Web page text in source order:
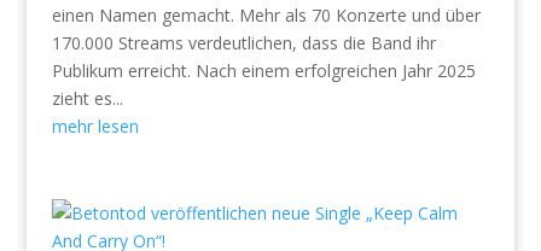
einen Namen gemacht. Mehr als 70 Konzerte und über
170.000 Streams verdeutlichen, dass die Band ihr
Publikum erreicht. Nach einem erfolgreichen Jahr 2025
zieht es...
mehr lesen